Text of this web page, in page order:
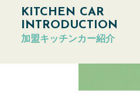
KITCHEN CAR
INTRODUCTION
加盟キッチンカー紹介